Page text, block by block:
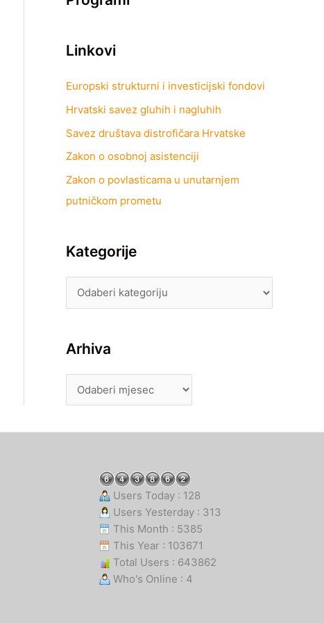
Linkovi
Europski strukturni i investicijski fondovi
Hrvatski savez gluhih i nagluhih
Savez društava distrofičara Hrvatske
Zakon o osobnoj asistenciji
Zakon o povlasticama u unutarnjem
putničkom prometu
Kategorije
Arhiva
Users Today : 128
Users Yesterday : 313
This Month : 5385
This Year : 103671
Total Users : 643862
Who's Online : 4